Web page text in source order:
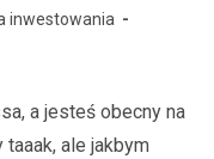
inwestowania
a jesteś obecny na
ale jakbym